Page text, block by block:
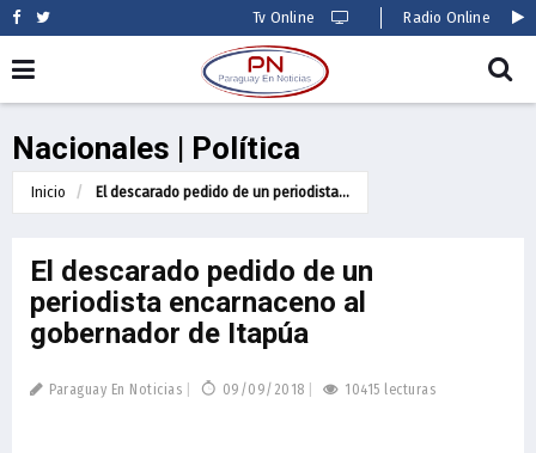
Tv Online Radio Online
Nacionales | Política
Inicio El descarado pedido de un periodista...
El descarado pedido de un
periodista encarnaceno al
gobernador de Itapúa
Paraguay En Noticias 09/09/2018 10415 lecturas